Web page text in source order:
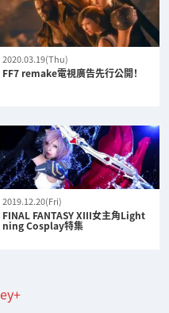
2020.03.19(Thu)
FF7 remake電視廣告先行公開！
2019.12.20(Fri)
FINAL FANTASY XIII女主角Light
ning Cosplay特集